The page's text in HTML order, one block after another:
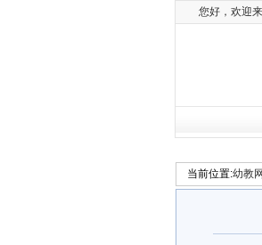
您好，欢迎
当前位置:幼教网